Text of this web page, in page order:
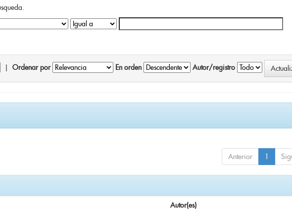
Ordenar por En orden Autor/registro
Anterior 1
Autor(es)